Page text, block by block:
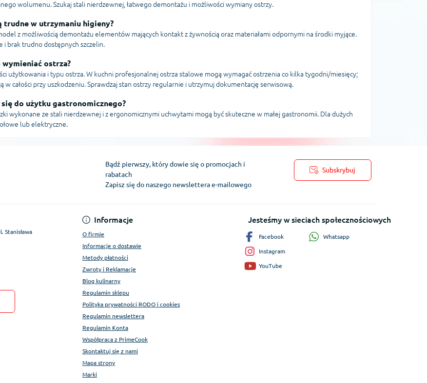
wolumenu. Szukaj stali nierdzewnej, łatwego demontażu i możliwości wymiany ostrzy.
trudne w utrzymaniu higieny?
z możliwością demontażu elementów mających kontakt z żywnością oraz materiałami odpornymi na środki myjące.
i brak trudno dostępnych szczelin.
ostrza?
użytkowania i typu ostrza. W kuchni profesjonalnej ostrza stalowe mogą wymagać ostrzenia co kilka tygodni/miesięcy;
w całości przy uszkodzeniu. Sprawdzaj stan ostrzy regularnie i utrzymuj dokumentację serwisową.
do użytku gastronomicznego?
wykonane ze stali nierdzewnej i z ergonomicznymi uchwytami mogą być skuteczne w małej gastronomii. Dla dużych
lub elektryczne.
Bądź pierwszy, który dowie się o promocjach i
rabatach
Zapisz się do naszego newslettera e-mailowego
Subskrybuj
Regulamin Konta
Stanisława
Informacje
O firmie
Informacje o dostawie
Metody płatności
Zwroty i Reklamacje
Blog kulinarny
Regulamin sklepu
Polityka prywatności RODO i cookies
Regulamin newslettera
Regulamin Konta
Współpraca z PrimeCook
Skontaktuj się z nami
Mapa strony
Marki
Jesteśmy w sieciach społecznościowych
Facebook
Instagram
YouTube
Whatsapp